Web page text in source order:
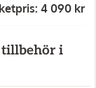
4 090 kr
tillbehör i